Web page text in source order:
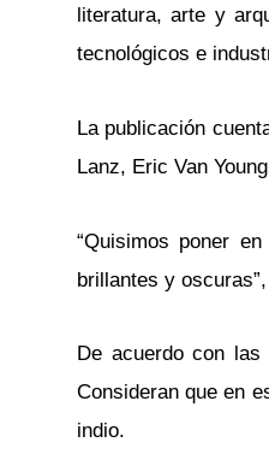
literatura, arte y
tecnológicos e
La publicación
Lanz, Eric Van
“Quisimos poner
brillantes y
De acuerdo con
Consideran que en
indio.